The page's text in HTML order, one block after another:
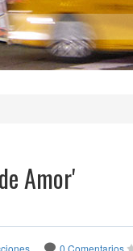
Amor'
0 Comentarios